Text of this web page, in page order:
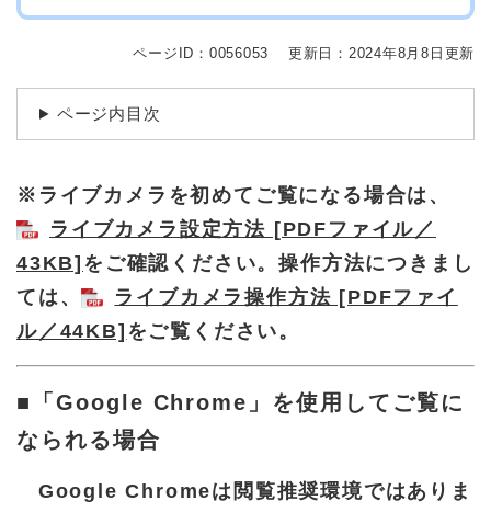
ページID：0056053 更新日：2024年8月8日更新
ページ内目次
※ライブカメラを初めてご覧になる場合は、
ライブカメラ設定方法 [PDFファイル／
43KB] をご確認ください。操作方法につきまし
ては、
ライブカメラ操作方法 [PDFファイ
ル／44KB] をご覧ください。
■「Google Chrome」を使用してご覧に
なられる場合
Google Chromeは閲覧推奨環境ではありま